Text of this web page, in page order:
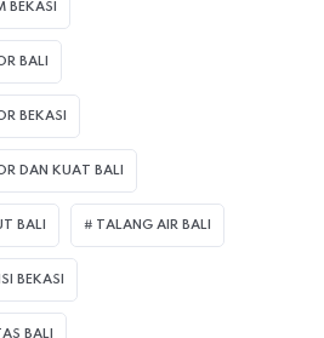
BEKASI
BALI
BEKASI
DAN KUAT BALI
BALI TALANG AIR BALI
BEKASI
BALI